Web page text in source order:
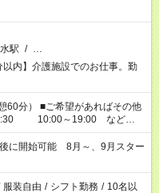
駅 / …
以内】介護施設でのお仕事。勤
ればその他
17:30 10:00～19:00 など
できれば残業はしたくない」
事をご紹介します！ ※Wワ
希望する勤務時間と、もう1つ
時間を超える場合は応募でき
に開始可能 8月～、9月スター
服装自由 / シフト勤務 / 10名以